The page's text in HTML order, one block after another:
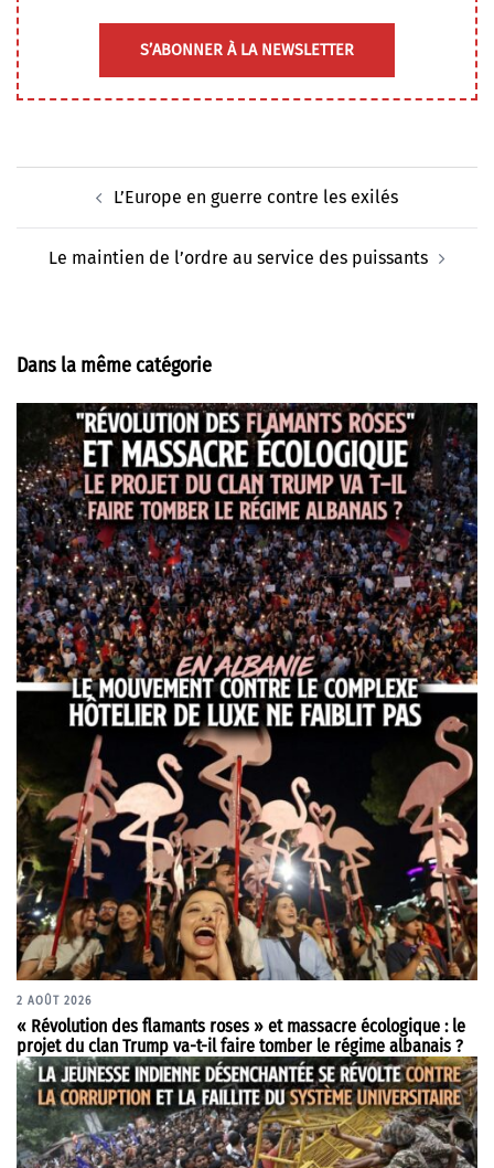
S’ABONNER À LA NEWSLETTER
d’article
L’Europe en guerre contre les exilés
Le maintien de l’ordre au service des puissants
Dans la même catégorie
2 AOÛT 2026
« Révolution des flamants roses » et massacre écologique : le
projet du clan Trump va-t-il faire tomber le régime albanais ?